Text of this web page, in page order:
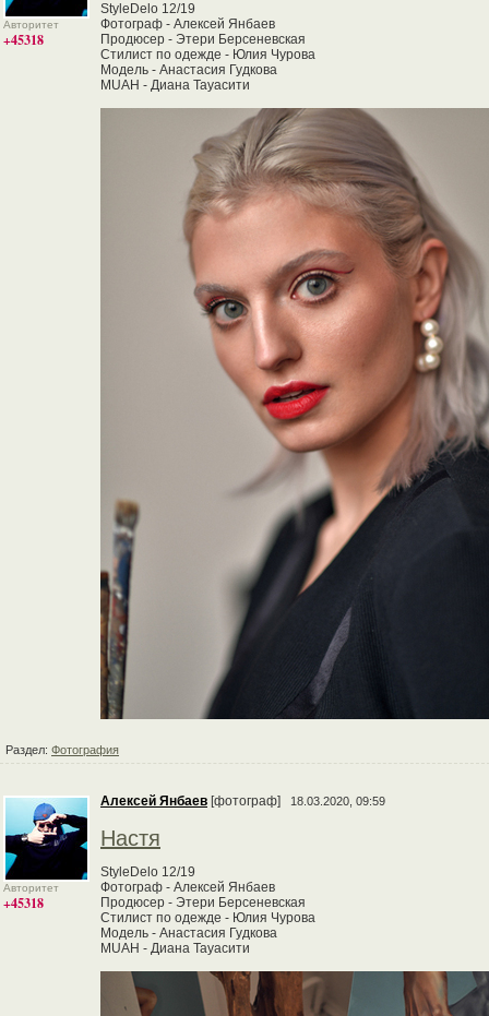
Авторитет
+45318
StyleDelo 12/19
Фотограф - Алексей Янбаев
Продюсер - Этери Берсеневская
Стилист по одежде - Юлия Чурова
Модель - Анастасия Гудкова
MUAH - Диана Тауасити
Раздел: Фотография
Авторитет
+45318
Алексей Янбаев [фотограф] 18.03.2020, 09:59
Настя
StyleDelo 12/19
Фотограф - Алексей Янбаев
Продюсер - Этери Берсеневская
Стилист по одежде - Юлия Чурова
Модель - Анастасия Гудкова
MUAH - Диана Тауасити